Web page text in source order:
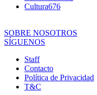
Cultura676
SOBRE NOSOTROS
SÍGUENOS
Staff
Contacto
Política de Privacidad
T&C